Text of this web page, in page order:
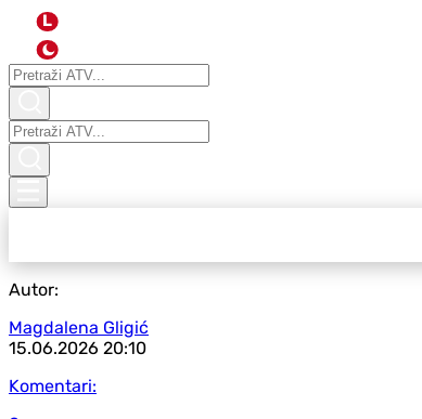
L
Autor:
Magdalena Gligić
15.06.2026 20:10
Komentari: